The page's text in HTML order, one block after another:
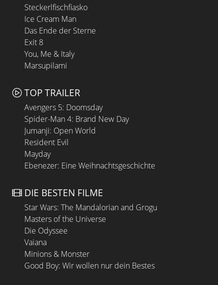
Steckerlfischfiasko
Ice Cream Man
Das Ende der Sterne
Exit 8
You, Me & Italy
Marsupilami
TOP TRAILER
Avengers 5: Doomsday
Spider-Man 4: Brand New Day
Jumanji: Open World
Resident Evil
Mayday
Ebenezer: Eine Weihnachtsgeschichte
DIE BESTEN FILME
Star Wars: The Mandalorian and Grogu
Masters of the Universe
Die Odyssee
Vaiana
Minions & Monster
Good Boy: Wir wollen nur dein Bestes